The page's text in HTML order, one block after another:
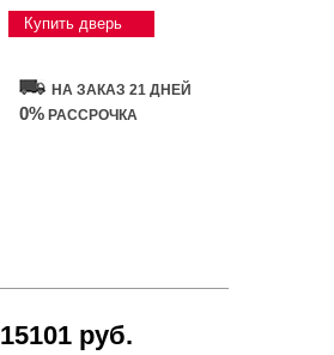
Купить дверь
НА ЗАКАЗ 21 ДНЕЙ
0% РАССРОЧКА
15101 руб.